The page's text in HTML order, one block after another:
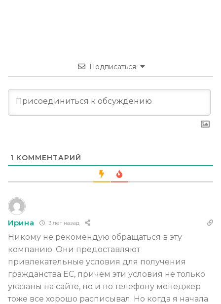
Подписаться
1 КОММЕНТАРИЙ
Ирина 3 лет назад
Никому не рекомендую обращаться в эту
компанию. Они предоставляют
привлекательные условия для получения
гражданства ЕС, причем эти условия не только
указаны на сайте, но и по телефону менеджер
тоже все хорошо расписывал. Но когда я начала